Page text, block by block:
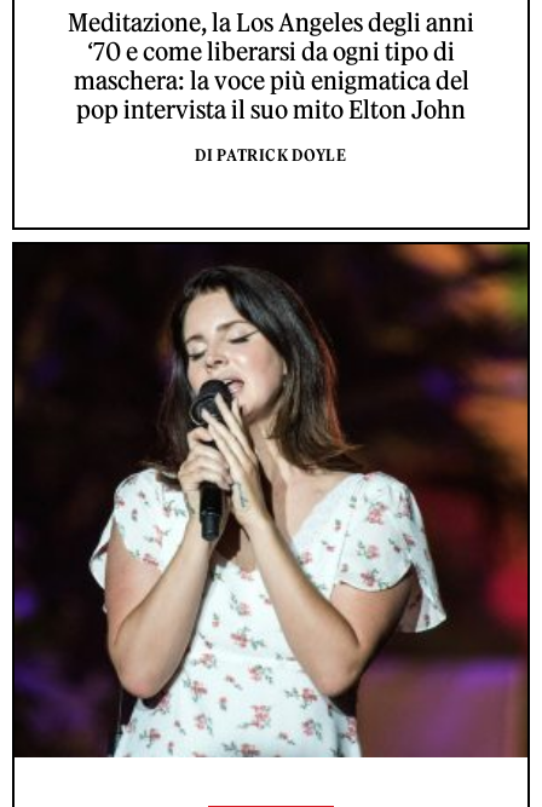
Meditazione, la Los Angeles degli anni
‘70 e come liberarsi da ogni tipo di
maschera: la voce più enigmatica del
pop intervista il suo mito Elton John
DI PATRICK DOYLE